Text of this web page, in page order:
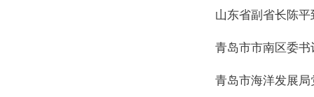
山东省副省长陈
青岛市市南区委
青岛市海洋发展